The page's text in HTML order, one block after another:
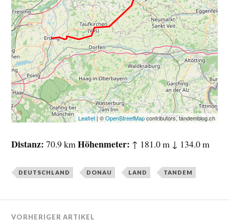
Leaflet| ©OpenStreetMapcontributors, tandemblog.ch
Distanz 70.9 kmHöhenmeter ↑ 181.0 m ↓ 134.0 m
DEUTSCHLAND DONAU LAND TANDEM
VORHERIGER ARTIKEL